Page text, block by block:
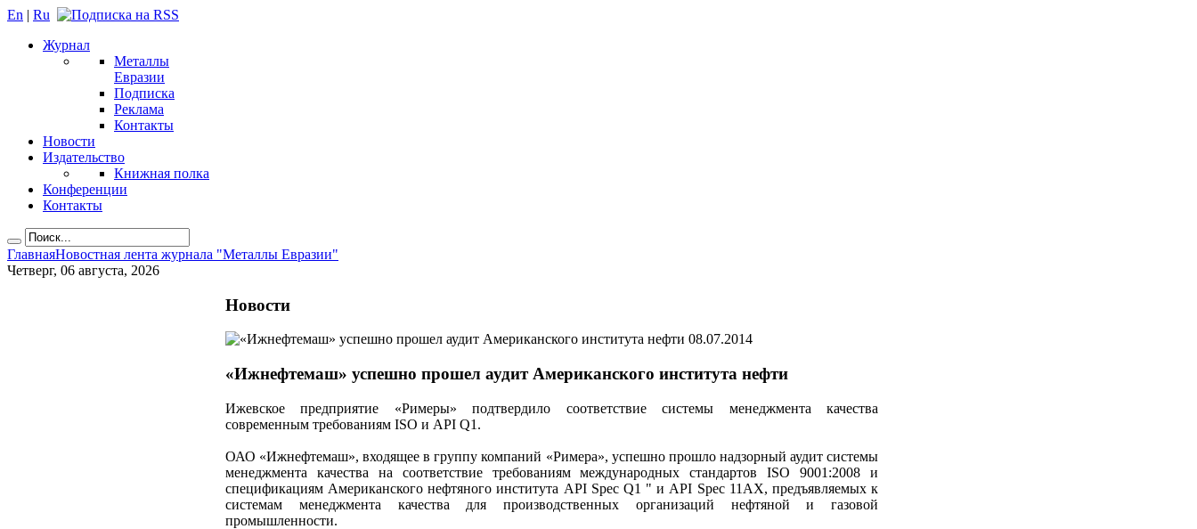
En | Ru
Журнал
Металлы
Евразии
Подписка
Реклама
Контакты
Новости
Издательство
Книжная полка
Конференции
Контакты
ГлавнаяНовостная лента журнала "Металлы Евразии"
Четверг, 06 августа, 2026
Новости
08.07.2014
«Ижнефтемаш» успешно прошел аудит Американского института нефти
Ижевское предприятие «Римеры» подтвердило соответствие системы менеджмента качества
современным требованиям ISO и API Q1.
ОАО «Ижнефтемаш», входящее в группу компаний «Римера», успешно прошло надзорный аудит системы
менеджмента качества на соответствие требованиям международных стандартов ISO 9001:2008 и
спецификациям Американского нефтяного института API Spec Q1 " и API Spec 11АХ, предъявляемых к
системам менеджмента качества для производственных организаций нефтяной и газовой
промышленности.